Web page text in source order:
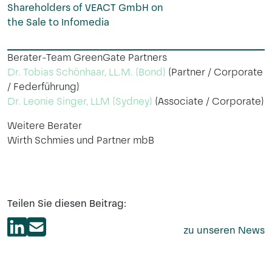
Shareholders of VEACT GmbH on
the Sale to Infomedia
Berater-Team GreenGate Partners
Dr. Tobias Schönhaar, LL.M. (Bond) (Partner / Corporate
/ Federführung)
Dr. Leonie Singer, LLM (Sydney) (Associate / Corporate)
Weitere Berater
Wirth Schmies und Partner mbB
Teilen Sie diesen Beitrag:
zu unseren News